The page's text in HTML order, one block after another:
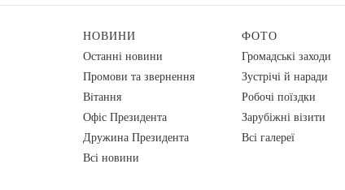
НОВИНИ
Останні новини
Промови та звернення
Вiтання
Офіс Президента
Дружина Президента
Всі новини
ФОТО
Громадські заходи
Зустрічі й наради
Робочі поїздки
Зарубіжні візити
Всі галереї